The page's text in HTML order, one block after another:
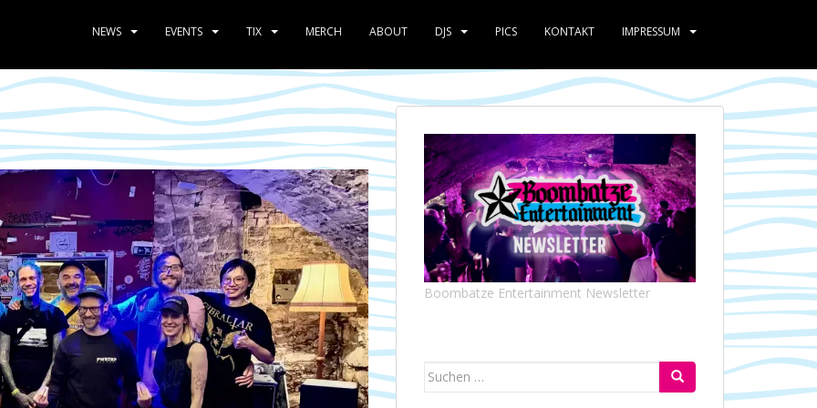
NEWS EVENTS TIX MERCH ABOUT DJS PICS KONTAKT IMPRESSUM
Boombatze Entertainment Newsletter
Suchen